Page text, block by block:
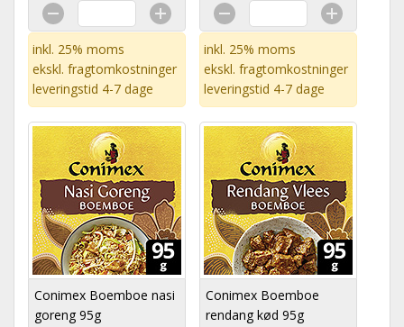
inkl. 25% moms
ekskl. fragtomkostninger
leveringstid 4-7 dage
inkl. 25% moms
ekskl. fragtomkostninger
leveringstid 4-7 dage
Conimex Boemboe nasi
goreng 95g
Conimex Boemboe
rendang kød 95g